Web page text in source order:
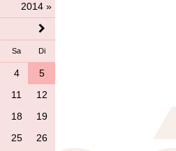
2014 »
Sa Di
4
5
11
12
18
19
25
26